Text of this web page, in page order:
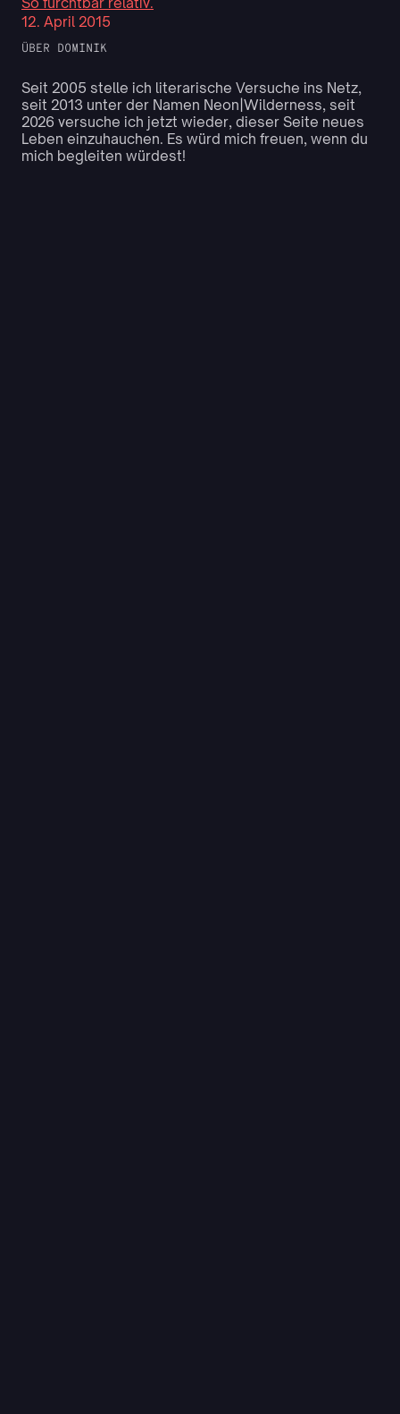
So furchtbar relativ.
12. April 2015
ÜBER DOMINIK
Seit 2005 stelle ich literarische Versuche ins Netz,
seit 2013 unter der Namen Neon|Wilderness, seit
2026 versuche ich jetzt wieder, dieser Seite neues
Leben einzuhauchen. Es würd mich freuen, wenn du
mich begleiten würdest!